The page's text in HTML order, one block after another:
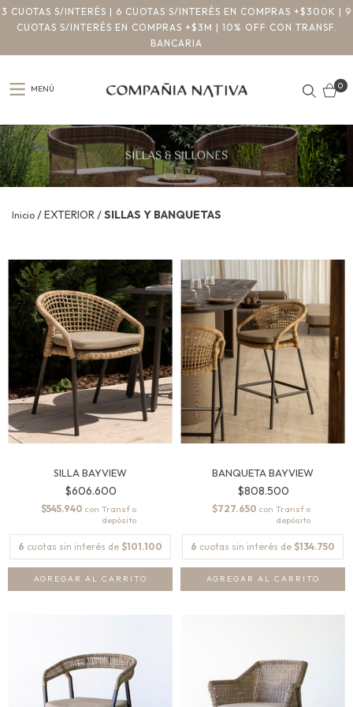
3 CUOTAS S/INTERÉS | 6 CUOTAS S/INTERÉS EN COMPRAS +$300K | 9
CUOTAS S/INTERÉS EN COMPRAS +$3M | 10% OFF CON TRANSF.
BANCARIA
MENÚ 0
Inicio /EXTERIOR/SILLAS Y BANQUETAS
SILLA BAYVIEW
$606.600
$545.940 con
6 cuotas sin interés de $101.100
BANQUETA BAYVIEW
$808.500
$727.650 con
6 cuotas sin interés de $134.750